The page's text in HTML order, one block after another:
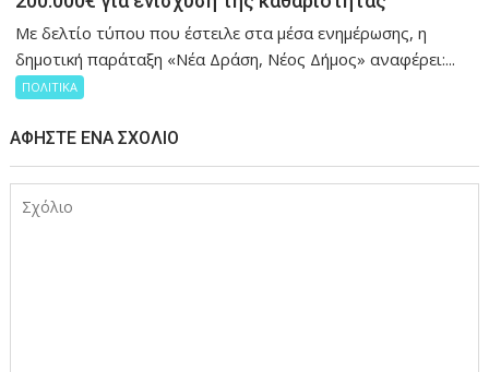
Με δελτίο τύπου που έστειλε στα μέσα ενημέρωσης, η
δημοτική παράταξη «Νέα Δράση, Νέος Δήμος» αναφέρει:...
ΠΟΛΙΤΙΚΑ
ΑΦΉΣΤΕ ΈΝΑ ΣΧΌΛΙΟ